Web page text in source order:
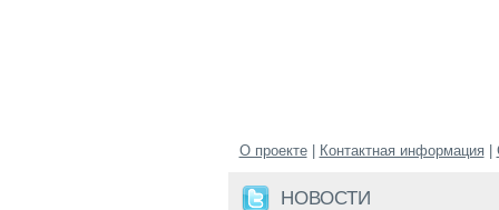
О проекте| Контактная информация|
НОВОСТИ